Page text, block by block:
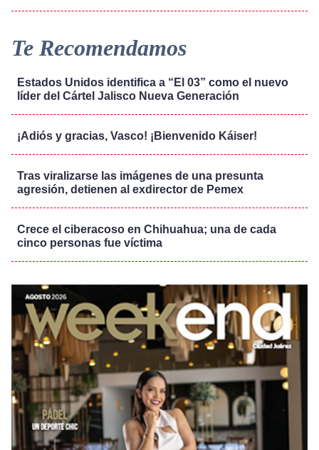
Te Recomendamos
Estados Unidos identifica a “El 03” como el nuevo
líder del Cártel Jalisco Nueva Generación
¡Adiós y gracias, Vasco! ¡Bienvenido Káiser!
Tras viralizarse las imágenes de una presunta
agresión, detienen al exdirector de Pemex
Crece el ciberacoso en Chihuahua; una de cada
cinco personas fue víctima